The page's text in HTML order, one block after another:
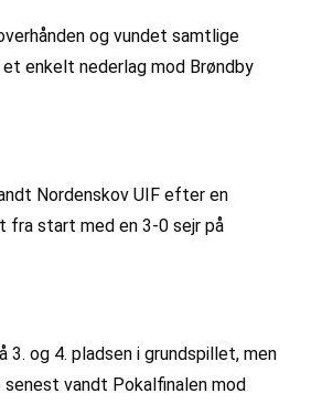
og vundet samtlige
enkelt nederlag mod Brøndby
Nordenskov UIF efter en
fra start med en 3-0 sejr på
og 4. pladsen i grundspillet, men
vandt Pokalfinalen mod